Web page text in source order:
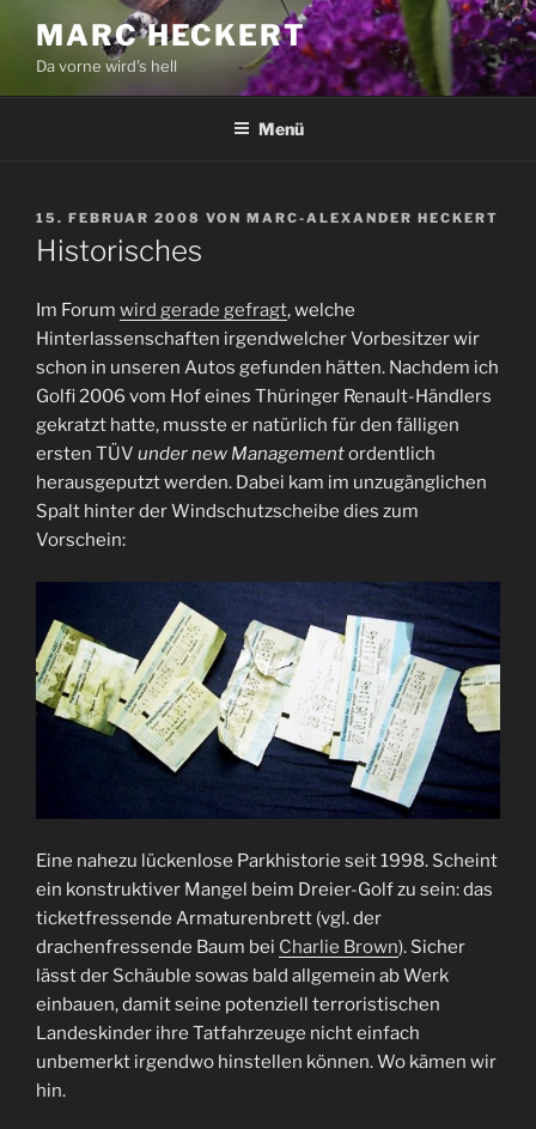
Inhalt
springen
MARC HECKERT
Da vorne wird's hell
Menü
VERÖFFENTLICHT
AM
15. FEBRUAR 2008 VON MARC-ALEXANDER HECKERT
Historisches
Im Forum wird gerade gefragt, welche
Hinterlassenschaften irgendwelcher Vorbesitzer wir
schon in unseren Autos gefunden hätten. Nachdem ich
Golfi 2006 vom Hof eines Thüringer Renault-Händlers
gekratzt hatte, musste er natürlich für den fälligen
ersten TÜV under new Managementordentlich
herausgeputzt werden. Dabei kam im unzugänglichen
Spalt hinter der Windschutzscheibe dies zum
Vorschein:
Eine nahezu lückenlose Parkhistorie seit 1998. Scheint
ein konstruktiver Mangel beim Dreier-Golf zu sein: das
ticketfressende Armaturenbrett (vgl. der
drachenfressende Baum bei Charlie Brown). Sicher
lässt der Schäuble sowas bald allgemein ab Werk
einbauen, damit seine potenziell terroristischen
Landeskinder ihre Tatfahrzeuge nicht einfach
unbemerkt irgendwo hinstellen können. Wo kämen wir
hin.